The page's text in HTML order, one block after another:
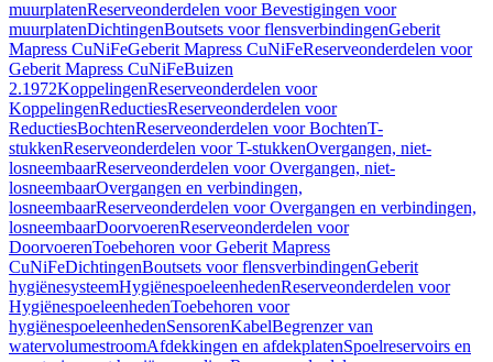
muurplatenReserveonderdelen voor Bevestigingen voor
muurplatenDichtingenBoutsets voor flensverbindingenGeberit
Mapress CuNiFeGeberit Mapress CuNiFeReserveonderdelen voor
Geberit Mapress CuNiFeBuizen
2.1972KoppelingenReserveonderdelen voor
KoppelingenReductiesReserveonderdelen voor
ReductiesBochtenReserveonderdelen voor BochtenT-
stukkenReserveonderdelen voor T-stukkenOvergangen, niet-
losneembaarReserveonderdelen voor Overgangen, niet-
losneembaarOvergangen en verbindingen,
losneembaarReserveonderdelen voor Overgangen en verbindingen,
losneembaarDoorvoerenReserveonderdelen voor
DoorvoerenToebehoren voor Geberit Mapress
CuNiFeDichtingenBoutsets voor flensverbindingenGeberit
hygiënesysteemHygiënespoeleenhedenReserveonderdelen voor
HygiënespoeleenhedenToebehoren voor
hygiënespoeleenhedenSensorenKabelBegrenzer van
watervolumestroomAfdekkingen en afdekplatenSpoelreservoirs en